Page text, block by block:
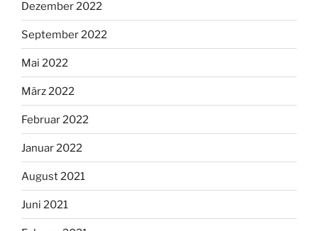
Dezember 2022
September 2022
Mai 2022
März 2022
Februar 2022
Januar 2022
August 2021
Juni 2021